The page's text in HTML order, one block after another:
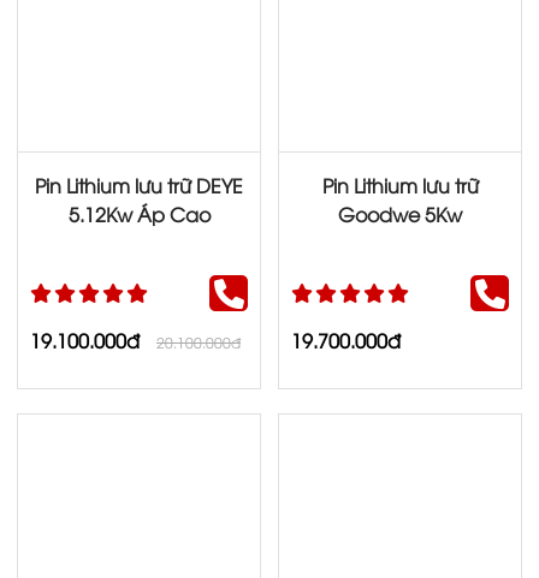
Pin Lithium lưu trữ DEYE
5.12Kw Áp Cao
19.100.000đ 20.100.000đ
Pin Lithium lưu trữ
Goodwe 5Kw
19.700.000đ